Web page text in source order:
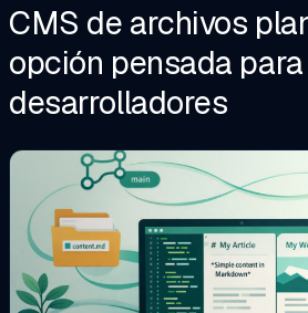
CMS de archivos
opción pensada para
desarrolladores